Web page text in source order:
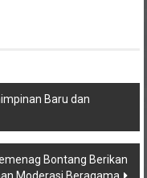
Baru dan
Bontang Berikan
Moderasi Beragama